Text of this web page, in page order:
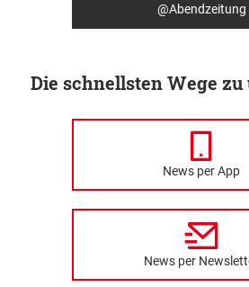
@Abendzeitung
Die schnellsten Wege
News per App
News per